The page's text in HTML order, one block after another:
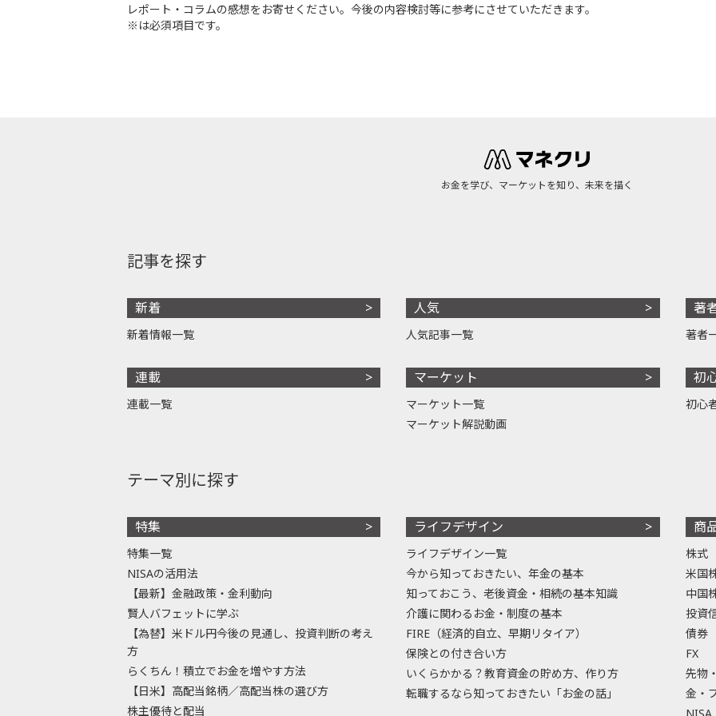
レポート・コラムの感想をお寄せください。今後の内容検討等に参考にさせていただきます。
※は必須項目です。
お金を学び、マーケットを知り、未来を描く
記事を探す
新着
新着情報一覧
連載
連載一覧
人気
人気記事一覧
マーケット
マーケット一覧
マーケット解説動画
著
著者
初
初心
テーマ別に探す
特集
特集一覧
NISAの活用法
【最新】金融政策・金利動向
賢人バフェットに学ぶ
【為替】米ドル円今後の見通し、投資判断の考え
方
らくちん！積立でお金を増やす方法
【日米】高配当銘柄／高配当株の選び方
株主優待と配当
ライフデザイン
ライフデザイン一覧
今から知っておきたい、年金の基本
知っておこう、老後資金・相続の基本知識
介護に関わるお金・制度の基本
FIRE（経済的自立、早期リタイア）
保険との付き合い方
いくらかかる？教育資金の貯め方、作り方
転職するなら知っておきたい「お金の話」
商
株式
米国
中国
投資
債券
FX
先物
金・